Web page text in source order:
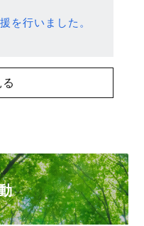
を行いました。